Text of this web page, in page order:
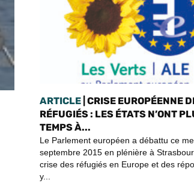
ARTICLE| CRISE EUROPÉENNE
RÉFUGIÉS : LES ÉTATS N’ONT
TEMPS À...
Le Parlement européen a débattu ce
septembre 2015 en plénière à
crise des réfugiés en Europe et des
y...